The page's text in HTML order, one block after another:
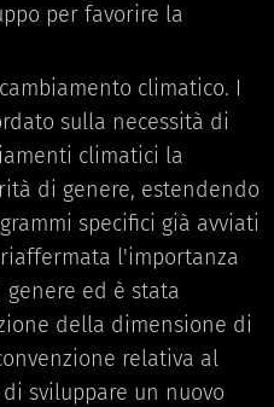
per favorire la
climatico. I
sulla necessità di
climatici la
di genere, estendendo
specifici già avviati
l'importanza
ed è stata
della dimensione di
relativa al
sviluppare un nuovo